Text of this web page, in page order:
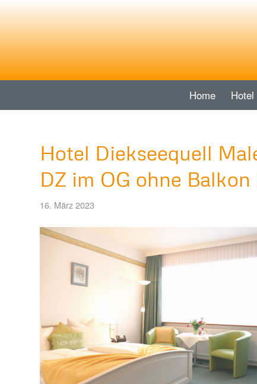
Home Hotel
Hotel Diekseequell
DZ im OG ohne Balkon
16. März 2023